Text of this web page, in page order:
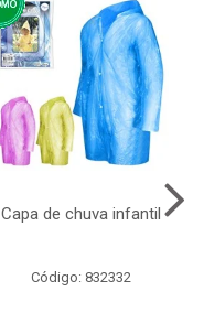
Capa de chuva infantil
Código: 832332